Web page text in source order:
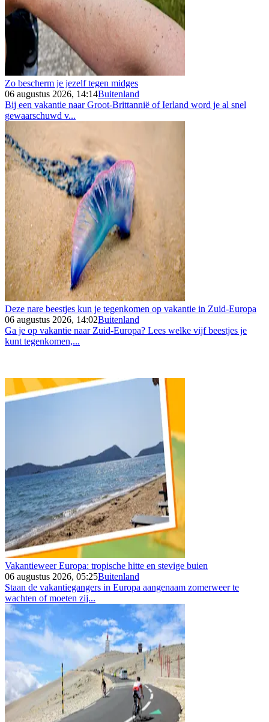
Zo bescherm je jezelf tegen midges
06 augustus 2026, 14:14Buitenland
Bij een vakantie naar Groot-Brittannië of Ierland word je al snel
gewaarschuwd v...
Deze nare beestjes kun je tegenkomen op vakantie in Zuid-Europa
06 augustus 2026, 14:02Buitenland
Ga je op vakantie naar Zuid-Europa? Lees welke vijf beestjes je
kunt tegenkomen,...
Vakantieweer Europa: tropische hitte en stevige buien
06 augustus 2026, 05:25Buitenland
Staan de vakantiegangers in Europa aangenaam zomerweer te
wachten of moeten zij...